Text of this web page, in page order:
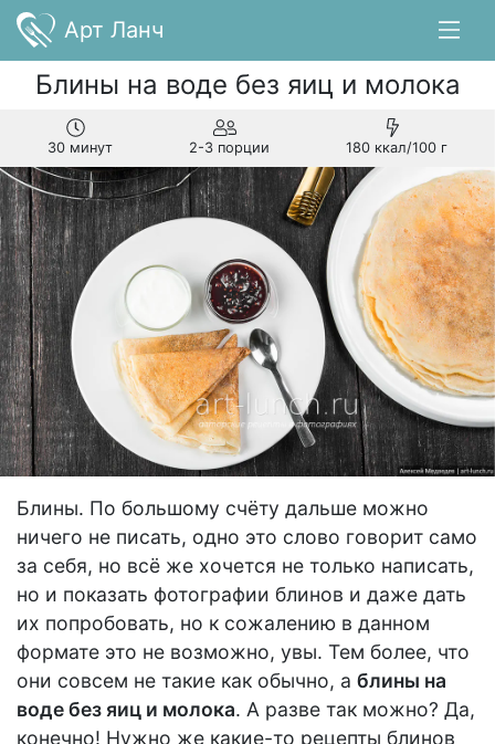
Арт Ланч
Блины на воде без яиц и молока
30 минут 2-3 порции 180 ккал/100 г
Блины. По большому счёту дальше можно
ничего не писать, одно это слово говорит само
за себя, но всё же хочется не только написать,
но и показать фотографии блинов и даже дать
их попробовать, но к сожалению в данном
формате это не возможно, увы. Тем более, что
они совсем не такие как обычно, а блины на
воде без яиц и молока. А разве так можно? Да,
конечно! Нужно же какие-то рецепты блинов